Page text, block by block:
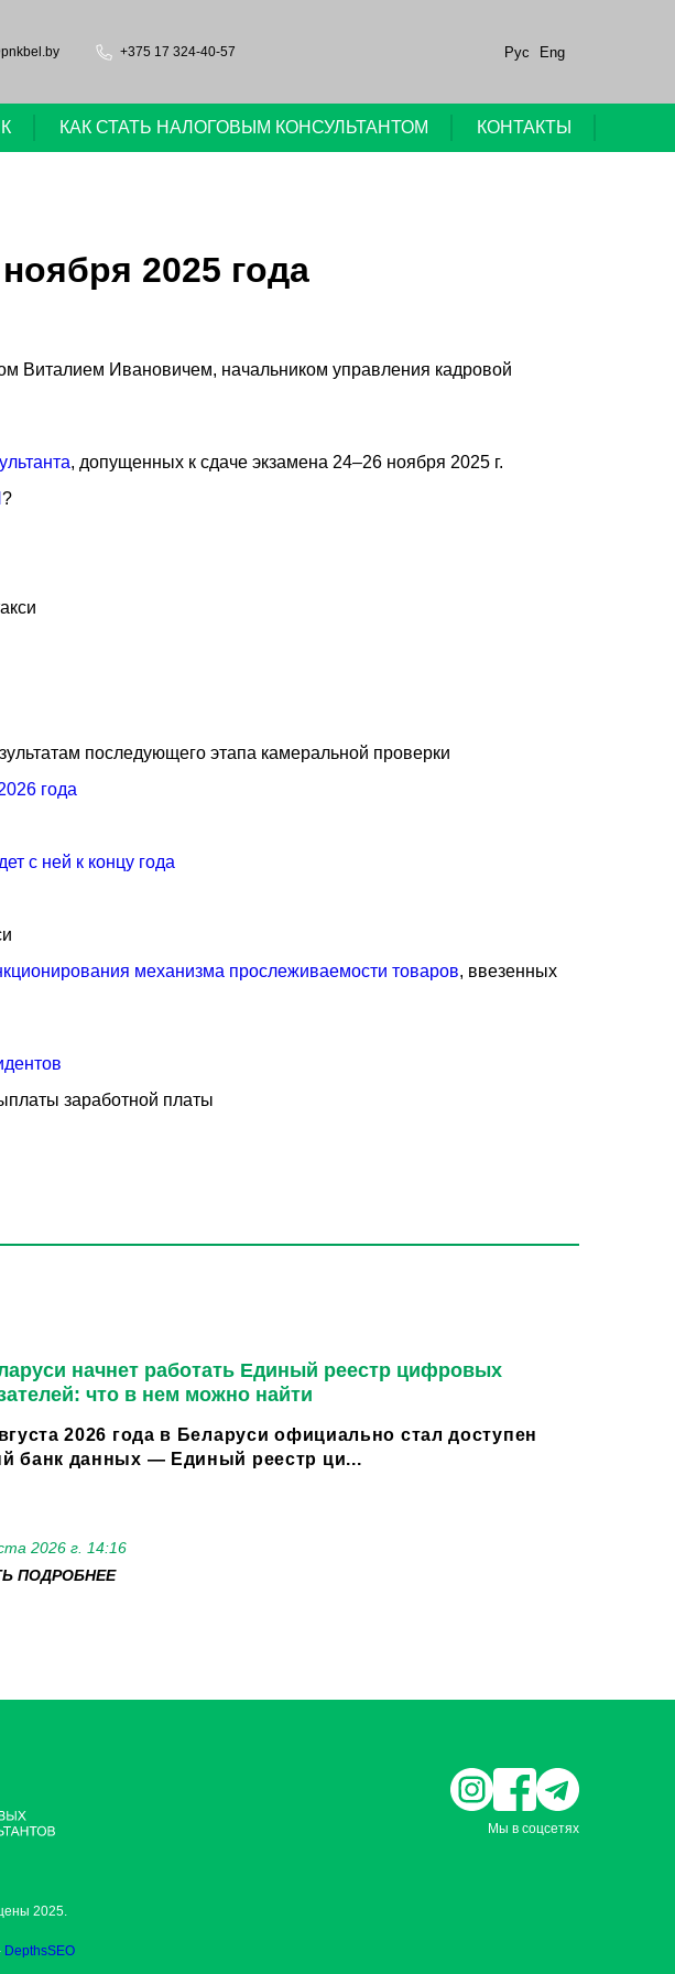
+375 17 324-40-57 Рус Eng
КАК СТАТЬ НАЛОГОВЫМ КОНСУЛЬТАНТОМ КОНТАКТЫ
2025 года
Виталием Ивановичем, начальником управления кадровой
, допущенных к сдаче экзамена 24–26 ноября 2025 г.
?
последующего этапа камеральной проверки
года
с ней к концу года
механизма прослеживаемости товаров, ввезенных
заработной платы
начнет работать Единый реестр цифровых
что в нем можно найти
2026 года в Беларуси официально стал доступен
банк данных — Единый реестр ци...
2026 г. 14:16
ПОДРОБНЕЕ
Мы в соцсетях
2025.
DepthsSEO